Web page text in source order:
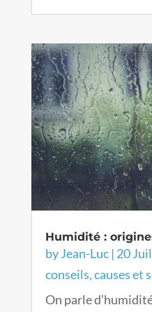
Humidité :
byJean-Luc| 20
conseils, causes et
On parle